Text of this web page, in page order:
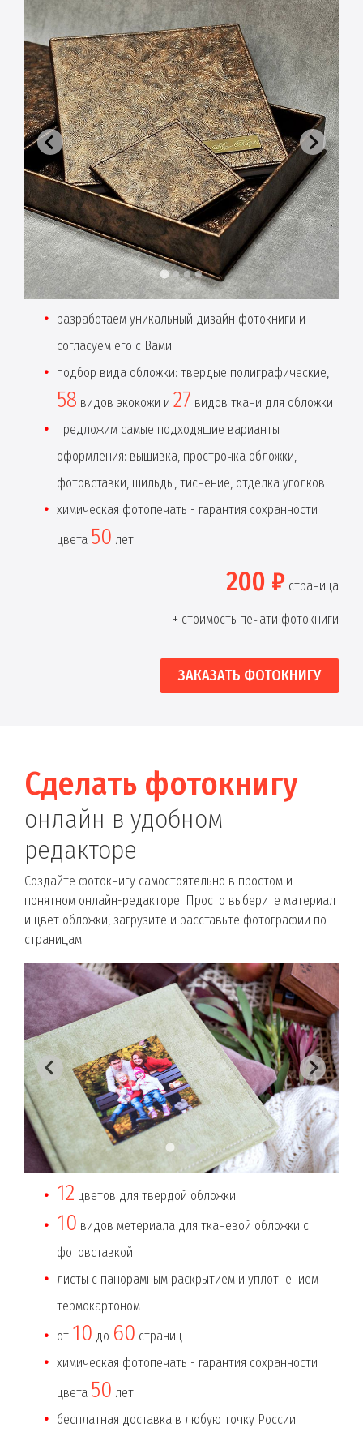
разработаем уникальный дизайн фотокниги и
согласуем его с Вами
подбор вида обложки: твердые полиграфические,
58 видов экокожи и 27 видов ткани для обложки
предложим самые подходящие варианты
оформления: вышивка, прострочка обложки,
фотовставки, шильды, тиснение, отделка уголков
химическая фотопечать - гарантия сохранности
цвета 50 лет
200 ₽ страница
+ стоимость печати фотокниги
ЗАКАЗАТЬ ФОТОКНИГУ
Сделать фотокнигу
онлайн в удобном
редакторе
Создайте фотокнигу самостоятельно в простом и
понятном онлайн-редакторе. Просто выберите материал
и цвет обложки, загрузите и расставьте фотографии по
страницам.
12 цветов для твердой обложки
10 видов метериала для тканевой обложки с
фотовставкой
листы с панорамным раскрытием и уплотнением
термокартоном
от 10 до 60 страниц
химическая фотопечать - гарантия сохранности
цвета 50 лет
бесплатная доставка в любую точку России